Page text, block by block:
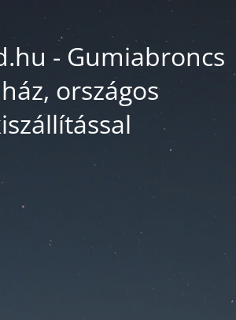
- Gumiabroncs
országos